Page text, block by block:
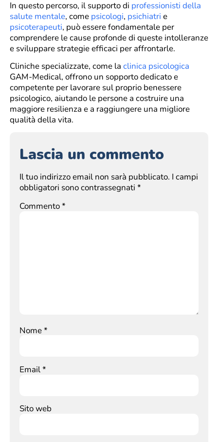
In questo percorso, il supporto di professionisti della
salute mentale, come psicologi, psichiatri e
psicoterapeuti, può essere fondamentale per
comprendere le cause profonde di queste intolleranze
e sviluppare strategie efficaci per affrontarle.
Cliniche specializzate, come la clinica psicologica
GAM-Medical, offrono un sopporto dedicato e
competente per lavorare sul proprio benessere
psicologico, aiutando le persone a costruire una
maggiore resilienza e a raggiungere una migliore
qualità della vita.
Lascia un commento
Il tuo indirizzo email non sarà pubblicato. I campi
obbligatori sono contrassegnati *
Commento*
Nome*
Email*
Sito web